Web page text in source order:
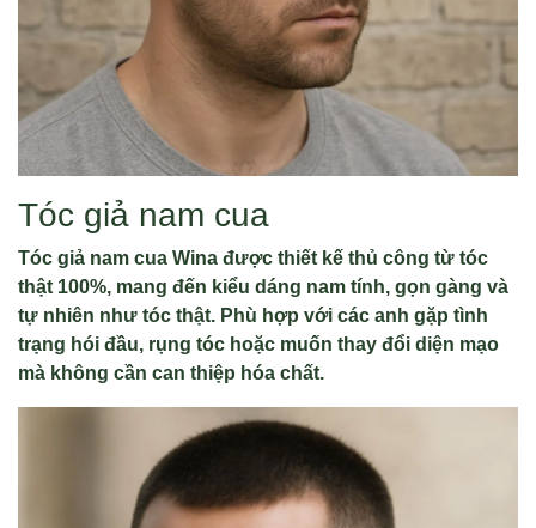
Tóc giả nam cua
Tóc giả nam cua Wina được thiết kế thủ công từ tóc
thật 100%, mang đến kiểu dáng nam tính, gọn gàng và
tự nhiên như tóc thật. Phù hợp với các anh gặp tình
trạng hói đầu, rụng tóc hoặc muốn thay đổi diện mạo
mà không cần can thiệp hóa chất.